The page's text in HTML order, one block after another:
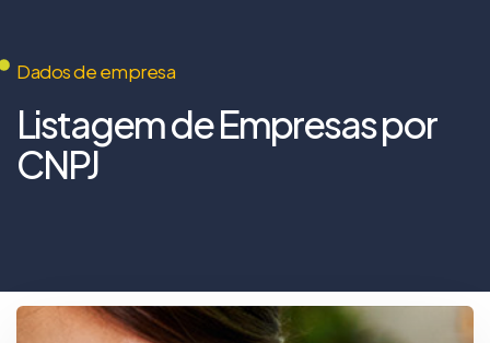
Dados de empresa
Listagem de Empresas por
CNPJ